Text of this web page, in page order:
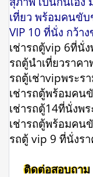
เที่ยว พร้อมคนขั
VIP 10 ที่นั่ง กว้าง
เช่ารถตู้vip 6ที่นั่ง
รถตู้นําเที่ยวราคา
รถตู้เช่าvipพระร
เช่ารถตู้พร้อมคน
เช่ารถตู้14ที่นั่งพ
เช่ารถตู้พร้อมคน
รถตู้ vip 9 ที่นั่งร
ติดต่อสอบถาม